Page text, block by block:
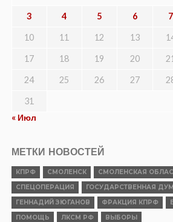
3 4 5 6 7
10 11 12 13
17 18 19 20 21
24 25 26 27
31
« Июл
МЕТКИ НОВОСТЕЙ
КПРФ СМОЛЕНСК СМОЛЕНСКАЯ
СПЕЦОПЕРАЦИЯ
ГОСУДАРСТВЕННАЯ
ГЕННАДИЙ ЗЮГАНОВ
ФРАКЦИЯ КПРФ
ПОМОЩЬ
ЛКСМ РФ ВЫБОРЫ